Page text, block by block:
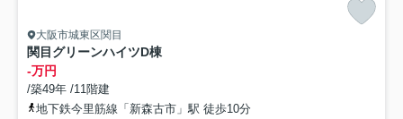
大阪市城東区関目
関目グリーンハイツD棟
-万円
/築49年 /11階建
地下鉄今里筋線「新森古市」駅 徒歩10分